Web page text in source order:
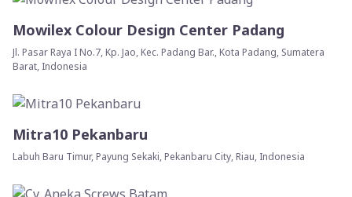
Mowilex Colour Design Center Padang
Jl. Pasar Raya I No.7, Kp. Jao, Kec. Padang Bar., Kota Padang, Sumatera
Barat, Indonesia
Mitra10 Pekanbaru
Labuh Baru Timur, Payung Sekaki, Pekanbaru City, Riau, Indonesia